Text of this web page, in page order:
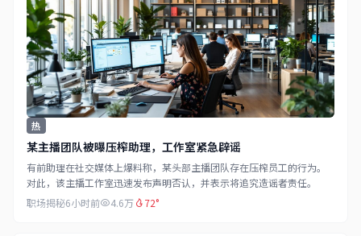
热
某主播团队被曝压榨助理，工作室紧急辟谣
有前助理在社交媒体上爆料称，某头部主播团队存在压榨员工的行为。
对此，该主播工作室迅速发布声明否认，并表示将追究造谣者责任。
职场揭秘6小时前 4.6万 72°